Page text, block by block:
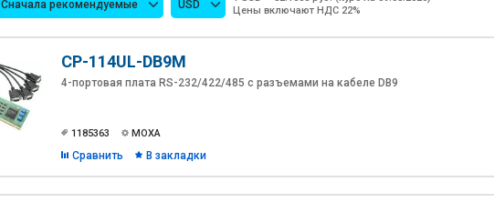
Сначала рекомендуемые USD
Цены включают НДС 22%
CP-114UL-DB9M
4-портовая плата RS-232/422/485 с разъемами на кабеле DB9
1185363 MOXA
Сравнить В закладки